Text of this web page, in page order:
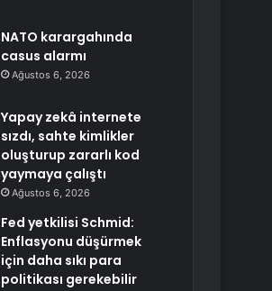
NATO karargahında
casus alarmı
Ağustos 6, 2026
Yapay zekâ internete
sızdı, sahte kimlikler
oluşturup zararlı kod
yaymaya çalıştı
Ağustos 6, 2026
Fed yetkilisi Schmid:
Enflasyonu düşürmek
için daha sıkı para
politikası gerekebilir